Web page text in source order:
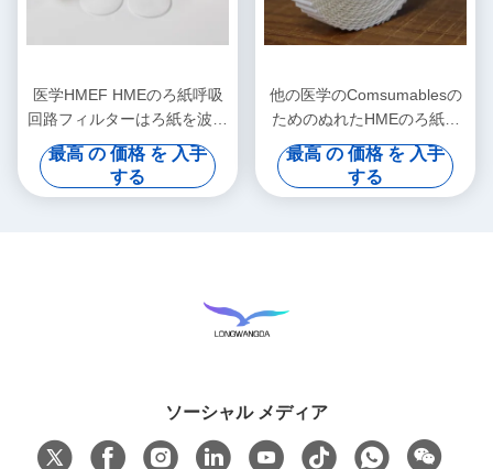
医学HMEF HMEのろ紙呼吸
回路フィルターはろ紙を波形
を付けた
最高 の 価格 を 入手
する
他の医学のComsumablesの
ためのぬれたHMEのろ紙を
波形を付けなさい
最高 の 価格 を 入手
する
ソーシャル メディア